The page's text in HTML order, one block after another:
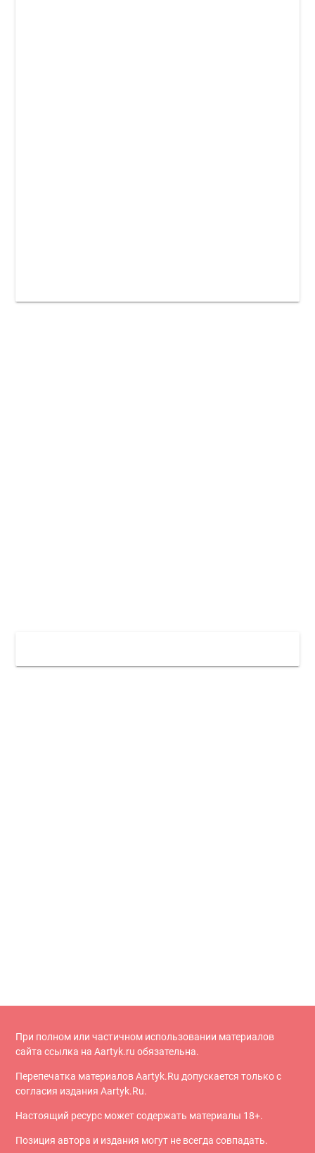
При полном или частичном использовании материалов
сайта ссылка на Aartyk.ru oбязательна.
Перепечатка материалов Aartyk.Ru допускается только с
согласия издания Aartyk.Ru.
Настоящий ресурс может содержать материалы 18+.
Позиция автора и издания могут не всегда совпадать.